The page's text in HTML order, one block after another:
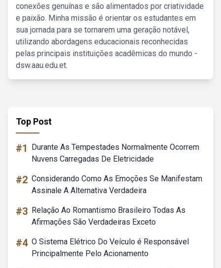
conexões genuínas e são alimentados por criatividade
e paixão. Minha missão é orientar os estudantes em
sua jornada para se tornarem uma geração notável,
utilizando abordagens educacionais reconhecidas
pelas principais instituições acadêmicas do mundo -
dsw.aau.edu.et.
Top Post
#1
Durante As Tempestades Normalmente Ocorrem
Nuvens Carregadas De Eletricidade
#2 Considerando Como As Emoções Se Manifestam
Assinale A Alternativa Verdadeira
#3 Relação Ao Romantismo Brasileiro Todas As
Afirmações São Verdadeiras Exceto
#4 O Sistema Elétrico Do Veículo é Responsável
Principalmente Pelo Acionamento